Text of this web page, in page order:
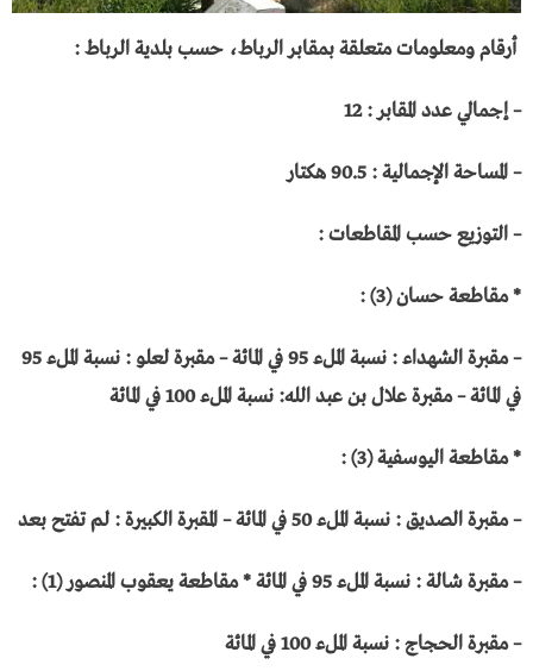
أرقام ومعلومات متعلقة بمقابر الرباط، حسب بلدية الرباط :
– إجمالي عدد المقابر : 12
– المساحة الإجمالية : 90.5 هكتار
– التوزيع حسب المقاطعات :
* مقاطعة حسان (3) :
– مقبرة الشهداء : نسبة الملء 95 في المائة – مقبرة لعلو : نسبة الملء 95
في المائة – مقبرة علال بن عبد الله: نسبة الملء 100 في المائة
* مقاطعة اليوسفية (3) :
– مقبرة الصديق : نسبة الملء 50 في المائة – المقبرة الكبيرة : لم تفتح بعد
– مقبرة شالة : نسبة الملء 95 في المائة * مقاطعة يعقوب المنصور (1) :
– مقبرة الحجاج : نسبة الملء 100 في المائة